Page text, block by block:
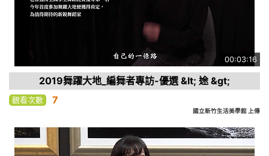
00:03:16
2019舞躍大地_編舞者專訪-優選 &lt; 途 &gt;
觀看次數 7
國立新竹生活美學館 上傳